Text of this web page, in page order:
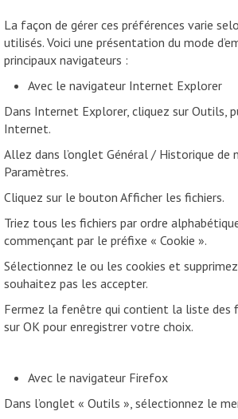
La façon de gérer ces préférences varie
utilisés. Voici une présentation du mode
principaux navigateurs :
Avec le navigateur Internet Explorer
Dans Internet Explorer, cliquez sur Outils,
Internet.
Allez dans l’onglet Général / Historique de
Paramètres.
Cliquez sur le bouton Afficher les fichiers.
Triez tous les fichiers par ordre
commençant par le préfixe « Cookie ».
Sélectionnez le ou les cookies et
souhaitez pas les accepter.
Fermez la fenêtre qui contient la liste des
sur OK pour enregistrer votre choix.
Avec le navigateur Firefox
Dans l’onglet « Outils », sélectionnez le